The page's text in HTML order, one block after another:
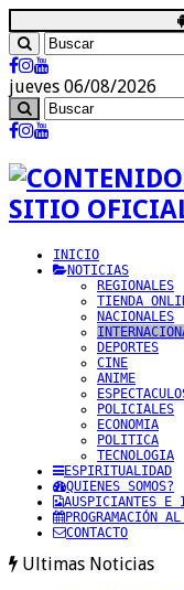
jueves 06/08/2026
SITIO
INICIO
NOTICIAS
REGIONALES
TIENDA
NACIONALES
DEPORTES
CINE
ANIME
POLICIALES
ECONOMIA
POLITICA
TECNOLOGIA
ESPIRITUALIDAD
QUIENES SOMOS?
AUSPICIANTES E
PROGRAMACIÓN
CONTACTO
Ultimas Noticias